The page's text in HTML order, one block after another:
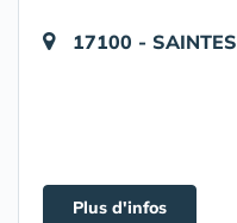
17100 - SAINTES
Plus d'infos